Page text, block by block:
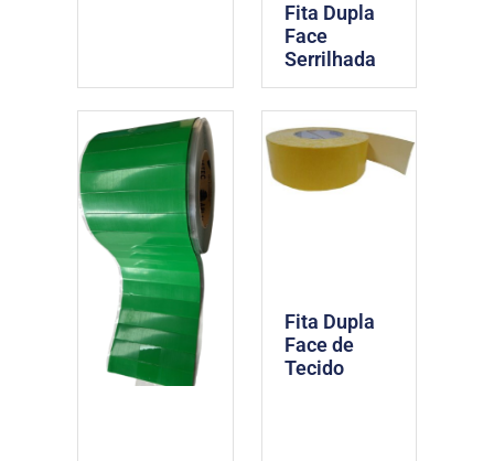
Fita Dupla
Face
Serrilhada
Fita Dupla
Face de
Tecido